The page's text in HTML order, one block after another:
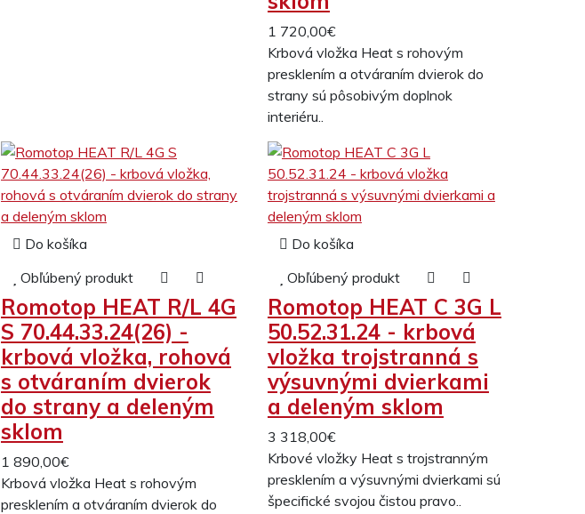
1 720,00€
Krbová vložka Heat s rohovým
presklením a otváraním dvierok do
strany sú pôsobivým doplnok
interiéru..
Do košíka
Obľúbený produkt
Romotop HEAT R/L 4G
S 70.44.33.24(26) -
krbová vložka, rohová
s otváraním dvierok
do strany a deleným
sklom
1 890,00€
Krbová vložka Heat s rohovým
presklením a otváraním dvierok do
Do košíka
Obľúbený produkt
Romotop HEAT C 3G L
50.52.31.24 - krbová
vložka trojstranná s
výsuvnými dvierkami
a deleným sklom
3 318,00€
Krbové vložky Heat s trojstranným
presklením a výsuvnými dvierkami sú
špecifické svojou čistou pravo..